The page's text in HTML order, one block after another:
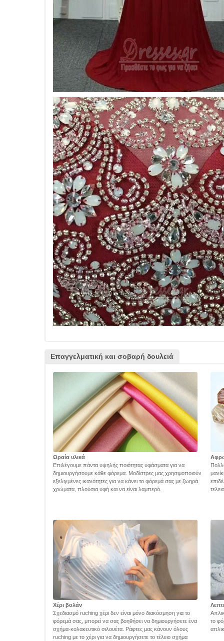
Επαγγελματική και σοβαρή δουλειά
Ωραία υλικά
Επιλέγουμε πάντα υψηλής ποιότητας υφάσματα για να
δημιουργήσουμε κάθε φόρεμα. Μοδίστρες μας χρησιμοποιούν
εξελιγμένες ικανότητες για να κάνει το φόρεμά σας με ζωηρά
χρώματα, πλούσια υφή και να είναι λαμπερό.
Χέρι βολάν
Σχεδιασμό ruching χέρι δεν είναι μόνο διακόσμηση για το
φόρεμά σας, μπορεί να σας βοηθήσει να δημιουργήσετε ένα
σχήμα-κολακευτικό σιλουέτα. Ράφτες μας κάνουν όλους
ruching με το χέρι για να δημιουργήσετε το τέλειο σχήμα
το